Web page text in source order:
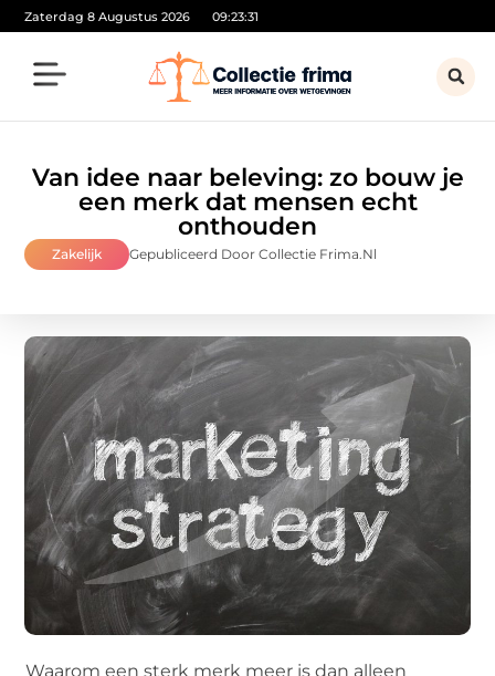
Zaterdag 8 Augustus 2026 09:23:32
Van idee naar beleving: zo bouw je
een merk dat mensen echt
onthouden
Zakelijk Gepubliceerd Door Collectie Frima.nl
Waarom een sterk merk meer is dan alleen